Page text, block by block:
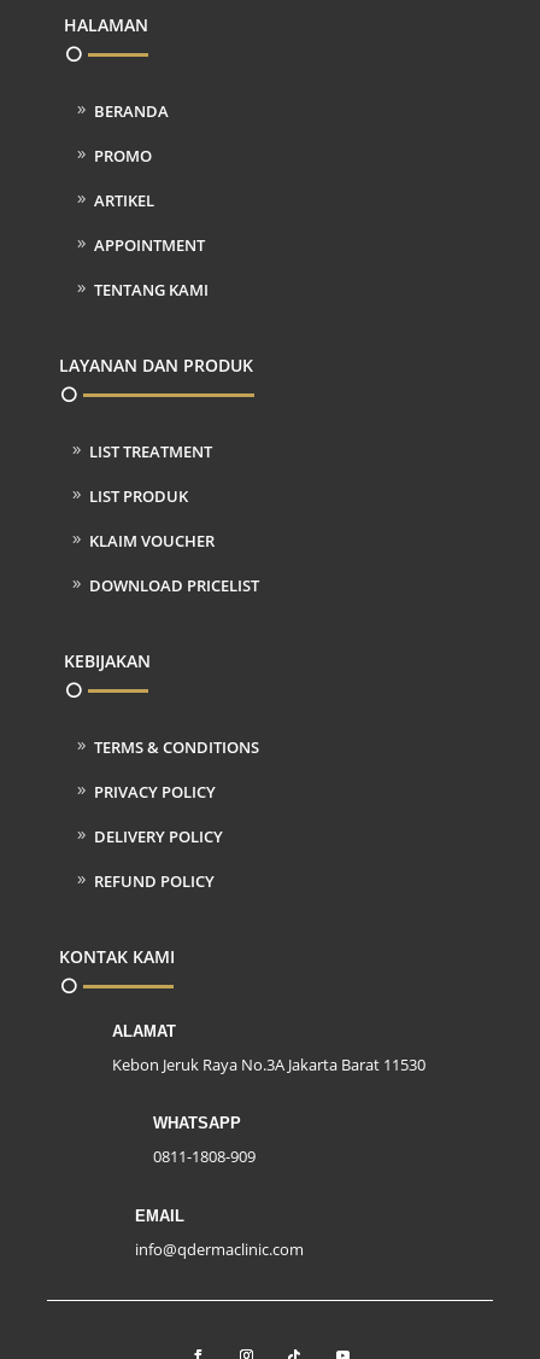
HALAMAN
BERANDA
PROMO
ARTIKEL
APPOINTMENT
TENTANG KAMI
LAYANAN DAN PRODUK
LIST TREATMENT
LIST PRODUK
KLAIM VOUCHER
DOWNLOAD PRICELIST
KEBIJAKAN
TERMS & CONDITIONS
PRIVACY POLICY
DELIVERY POLICY
REFUND POLICY
KONTAK KAMI
ALAMAT
Kebon Jeruk Raya No.3A Jakarta Barat 11530
WHATSAPP
0811-1808-909
EMAIL
info@qdermaclinic.com